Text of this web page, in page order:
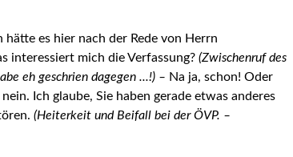
es hier nach der Rede von Herrn
interessiert mich die Verfassung? (Zwischenruf des
eh geschrien dagegen ...!) – Na ja, schon! Oder
nein. Ich glaube, Sie haben gerade etwas anderes
(Heiterkeit und Beifall bei der ÖVP. –